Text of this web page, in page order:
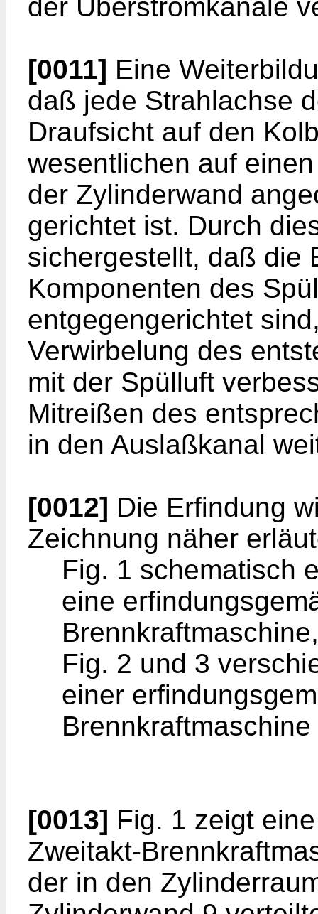
der Überströmkanäle
[0011] Eine
daß jede Strahlachse
Draufsicht auf den
wesentlichen auf
der Zylinderwand
gerichtet ist. Durch
sichergestellt, daß die
Komponenten des
entgegengerichtet
Verwirbelung des
mit der Spülluft
Mitreißen des
in den Auslaßkanal
[0012] Die Erfindung
Zeichnung näher
Fig. 1 schematisch
eine
Brennkraftmaschine,
Fig. 2 und 3
einer
[0013] Fig. 1 zeigt
Zweitakt-
der in den